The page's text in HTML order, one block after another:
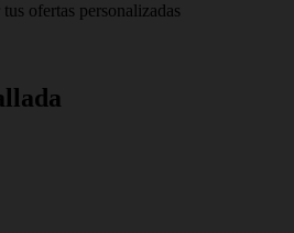
ofertas personalizadas